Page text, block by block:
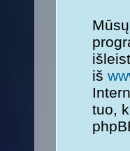
iš
tuo,